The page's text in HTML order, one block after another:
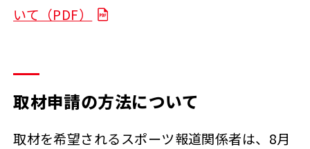
いて（PDF）
取材申請の方法について
取材を希望されるスポーツ報道関係者は、 8月